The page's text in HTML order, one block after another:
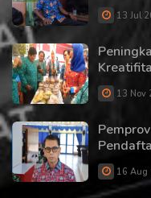
13 Jul
13 Nov
16 Aug